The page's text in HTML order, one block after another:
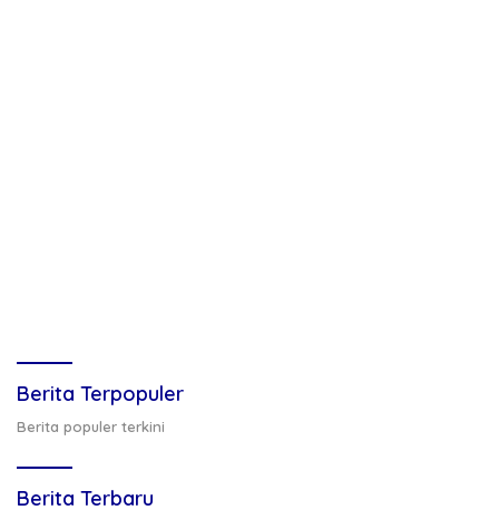
Berita Terpopuler
Berita populer terkini
Berita Terbaru